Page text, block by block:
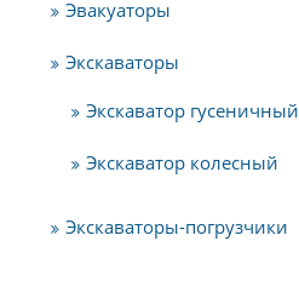
Эвакуаторы
Экскаваторы
Экскаватор гусеничный
Экскаватор колесный
Экскаваторы-погрузчики